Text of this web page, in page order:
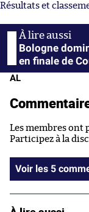
Résultats et
Bologne
en finale de
AL
Les membres ont
Participez à la
Voir les 5